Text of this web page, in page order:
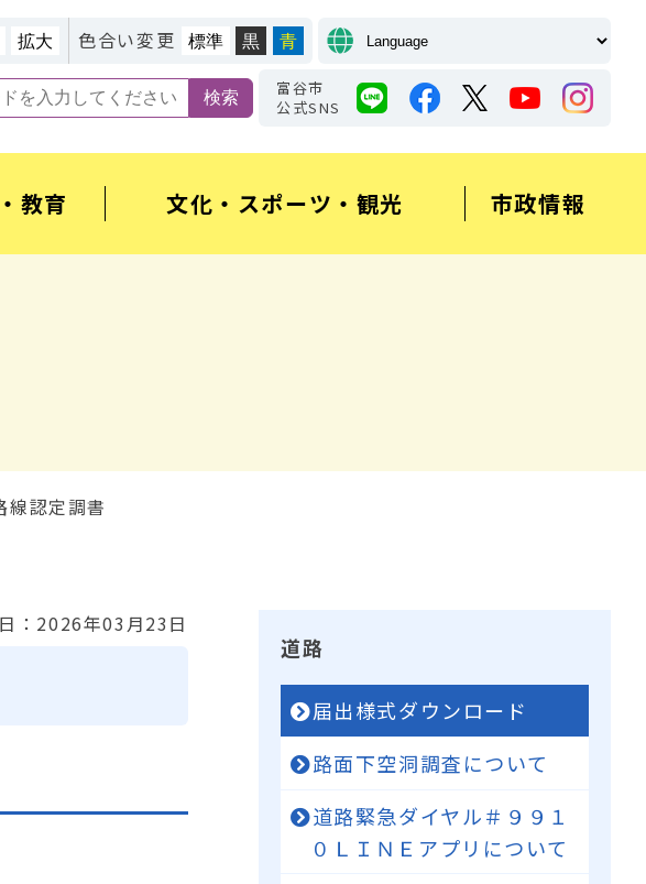
拡大 色合い変更 標準 黒 青
富谷市
公式SNS
教育 文化・スポーツ・観光 市政情報
線認定調書
：2026年03月23日
道路
届出様式ダウンロード
路面下空洞調査について
道路緊急ダイヤル＃９９１
０ＬＩＮＥアプリについて